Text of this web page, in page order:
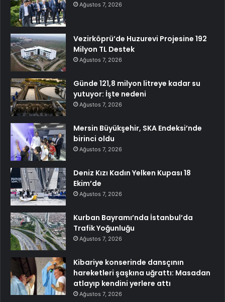
Ağustos 7, 2026
Vezirköprü’de Huzurevi Projesine 192
Milyon TL Destek
Ağustos 7, 2026
Günde 121,8 milyon litreye kadar su
yutuyor: İşte nedeni
Ağustos 7, 2026
Mersin Büyükşehir, SKA Endeksi’nde
birinci oldu
Ağustos 7, 2026
Deniz Kızı Kadın Yelken Kupası 18
Ekim’de
Ağustos 7, 2026
Kurban Bayramı’nda İstanbul’da
Trafik Yoğunluğu
Ağustos 7, 2026
Kibariye konserinde dansçının
hareketleri şaşkına uğrattı: Masadan
atlayıp kendini yerlere attı
Ağustos 7, 2026